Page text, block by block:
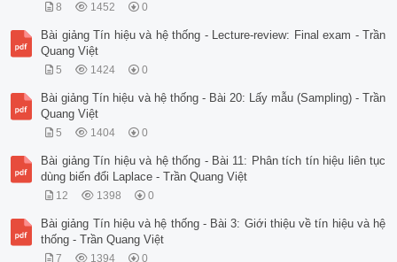
8 1452 0
Bài giảng Tín hiệu và hệ thống - Lecture-review: Final exam - Trần
Quang Việt
5 1424 0
Bài giảng Tín hiệu và hệ thống - Bài 20: Lấy mẫu (Sampling) - Trần
Quang Việt
5 1404 0
Bài giảng Tín hiệu và hệ thống - Bài 11: Phân tích tín hiệu liên tục
dùng biến đổi Laplace - Trần Quang Việt
12 1398 0
Bài giảng Tín hiệu và hệ thống - Bài 3: Giới thiệu về tín hiệu và hệ
thống - Trần Quang Việt
7 1394 0